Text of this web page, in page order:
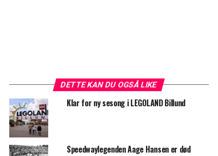
DETTE KAN DU OGSÅ LIKE
Klar for ny sesong i LEGOLAND Billund
Speedwaylegenden Aage Hansen er død